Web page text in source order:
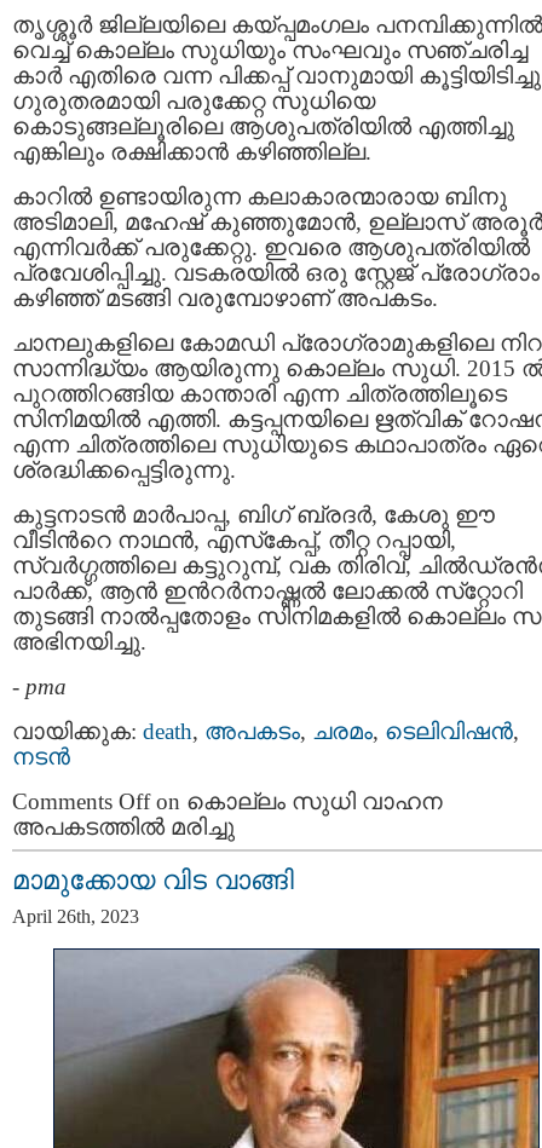
തൃശ്ശൂര്‍ ജില്ലയിലെ കയ്പ്പമംഗലം പനമ്പിക്കുന്നില്‍
വെച്ച് കൊല്ലം സുധിയും സംഘവും സഞ്ചരിച്ച
കാര്‍ എതിരെ വന്ന പിക്കപ്പ് വാനുമായി
ഗുരുതരമായി പരുക്കേറ്റ സുധിയെ
കൊടുങ്ങല്ലൂരിലെ ആശുപത്രിയില്‍ എത്തിച്ചു
എങ്കിലും രക്ഷിക്കാന്‍ കഴിഞ്ഞില്ല.
കാറില്‍ ഉണ്ടായിരുന്ന കലാകാരന്മാരായ ബിനു
അടിമാലി, മഹേഷ് കുഞ്ഞുമോന്‍, ഉല്ലാസ് അരൂര്‍
എന്നിവർക്ക് പരുക്കേറ്റു. ഇവരെ ആശുപത്രിയില്‍
പ്രവേശിപ്പിച്ചു. വടകരയില്‍ ഒരു സ്റ്റേജ് പ്രോഗ്രാം
കഴിഞ്ഞ് മടങ്ങി വരുമ്പോഴാണ് അപകടം.
ചാനലുകളിലെ കോമഡി പ്രോഗ്രാമുകളിലെ നിറ
സാന്നിദ്ധ്യം ആയിരുന്നു കൊല്ലം സുധി. 2015
പുറത്തിറങ്ങിയ കാന്താരി എന്ന ചിത്രത്തിലൂടെ
സിനിമയില്‍ എത്തി. കട്ടപ്പനയിലെ ഋത്വിക്
എന്ന ചിത്രത്തിലെ സുധിയുടെ കഥാപാത്രം
ശ്രദ്ധിക്കപ്പെട്ടിരുന്നു.
കുട്ടനാടന്‍ മാര്‍പാപ്പ, ബിഗ് ബ്രദര്‍, കേശു ഈ
വീടിന്‍റെ നാഥന്‍, എസ്‌കേപ്പ്, തീറ്റ റപ്പായി,
സ്വര്‍ഗ്ഗത്തിലെ കട്ടുറുമ്പ്, വക തിരിവ്,
പാര്‍ക്ക്, ആന്‍ ഇന്‍റര്‍നാഷ്ണല്‍ ലോക്കല്‍ സ്‌റ്റോറി
തുടങ്ങി നാല്‍പ്പതോളം സിനിമകളില്‍ കൊല്ലം
അഭിനയിച്ചു.
- pma
വായിക്കുക: death, അപകടം, ചരമം, ടെലിവിഷന്‍,
നടന്‍
Comments Offon കൊല്ലം സുധി വാഹന
അപകടത്തില്‍ മരിച്ചു
മാമുക്കോയ വിട വാങ്ങി
April 26th, 2023